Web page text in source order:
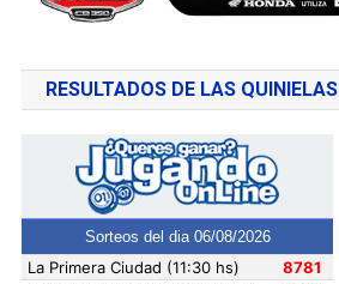
RESULTADOS DE LAS QUINIELAS